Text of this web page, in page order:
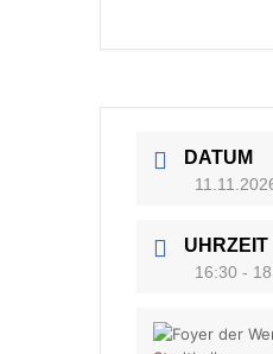
DATUM
UHRZEIT
16:30 -